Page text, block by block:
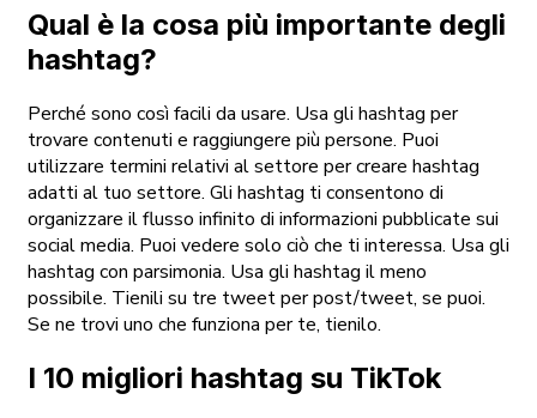
Qual è la cosa più importante degli
hashtag?
Perché sono così facili da usare. Usa gli hashtag per
trovare contenuti e raggiungere più persone. Puoi
utilizzare termini relativi al settore per creare hashtag
adatti al tuo settore. Gli hashtag ti consentono di
organizzare il flusso infinito di informazioni pubblicate sui
social media. Puoi vedere solo ciò che ti interessa. Usa gli
hashtag con parsimonia. Usa gli hashtag il meno
possibile. Tienili su tre tweet per post/tweet, se puoi.
Se ne trovi uno che funziona per te, tienilo.
I 10 migliori hashtag su TikTok